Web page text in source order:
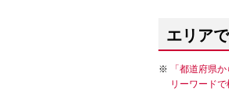
エリア
「都道府県
リーワードで